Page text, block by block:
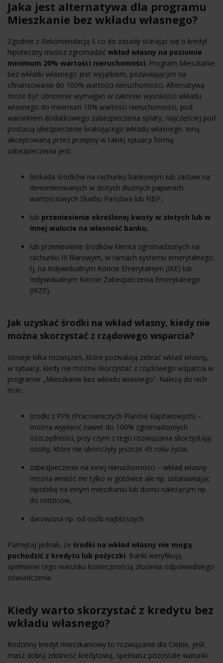
Jaka jest alternatywa dla programu
Mieszkanie bez wkładu własnego?
Zgodnie z Rekomendacją S co do zasady starając się o kredyt
hipoteczny musisz zgromadzić wkład własny na poziomie
minimum 20% wartości nieruchomości. Program Mieszkanie
bez wkładu własnego jest wyjątkiem, pozwalającym na
sfinansowanie do 100% wartości nieruchomości. Alternatywą
może być obniżenie wymagań w zakresie wysokości wkładu
własnego do minimum 10% wartości nieruchomości, pod
warunkiem dodatkowego zabezpieczenia spłaty, najczęściej pod
postacią ubezpieczenie brakującego wkładu własnego. Inną
akceptowaną przez przepisy w takiej sytuacji formą
zabezpieczenia jest:
blokada środków na rachunku bankowym lub zastaw na
denominowanych w złotych dłużnych papierach
wartościowych Skarbu Państwa lub NBP,
lub przeniesienie określonej kwoty w złotych lub w
innej walucie na własność banku,
lub przeniesienie środków klienta zgromadzonych na
rachunku III filarowym, w ramach systemu emerytalnego,
tj. na Indywidualnym Koncie Emerytalnym (IKE) lub
Indywidualnym Koncie Zabezpieczenia Emerytalnego
(IKZE).
Jak uzyskać środki na wkład własny, kiedy nie
można skorzystać z rządowego wsparcia?
Istnieje kilka rozwiązań, które pozwalają zebrać wkład własny,
w sytuacji, kiedy nie można skorzystać z rządowego wsparcia w
programie „Mieszkanie bez wkładu własnego”. Należą do nich
m.in.:
środki z PPK (Pracowniczych Planów Kapitałowych) –
można wypłacić nawet do 100% zgromadzonych
oszczędności, przy czym z tego rozwiązania skorzystają
osoby, które nie ukończyły jeszcze 45 roku życia,
zabezpieczenie na innej nieruchomości – wkład własny
można wnieść nie tylko w gotówce ale np. ustanawiając
hipotekę na innym mieszkaniu lub domu należącym np.
do rodziców,
darowizna np. od osób najbliższych.
Pamiętaj jednak, że środki na wkład własny nie mogą
pochodzić z kredytu lub pożyczki. Banki weryfikują
spełnienie tego warunku koniecznością złożenia odpowiedniego
oświadczenia.
Kiedy warto skorzystać z kredytu bez
wkładu własnego?
Rodzinny kredyt mieszkaniowy to rozwiązanie dla Ciebie, jeśli
masz dobrą zdolność kredytową, spełniasz pozostałe warunki